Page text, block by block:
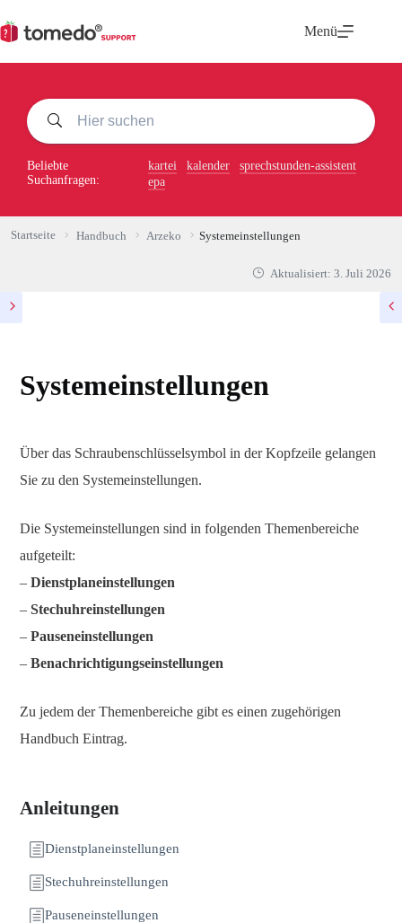
Inhalt
springen
Menü
Beliebte
Suchanfragen:
kartei kalender
sprechstunden-assistent
epa
Startseite Handbuch Arzeko Systemeinstellungen
Aktualisiert: 3. Juli 2026
Systemeinstellungen
Über das Schraubenschlüsselsymbol in der Kopfzeile gelangen
Sie zu den Systemeinstellungen.
Die Systemeinstellungen sind in folgenden Themenbereiche
aufgeteilt:
– Dienstplaneinstellungen
– Stechuhreinstellungen
– Pauseneinstellungen
– Benachrichtigungseinstellungen
Zu jedem der Themenbereiche gibt es einen zugehörigen
Handbuch Eintrag.
Anleitungen
Dienstplaneinstellungen
Stechuhreinstellungen
Pauseneinstellungen